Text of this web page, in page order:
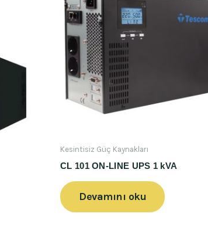
Kesintisiz Güç Kaynakları
CL 101 ON-LINE UPS 1 kVA
Devamını oku